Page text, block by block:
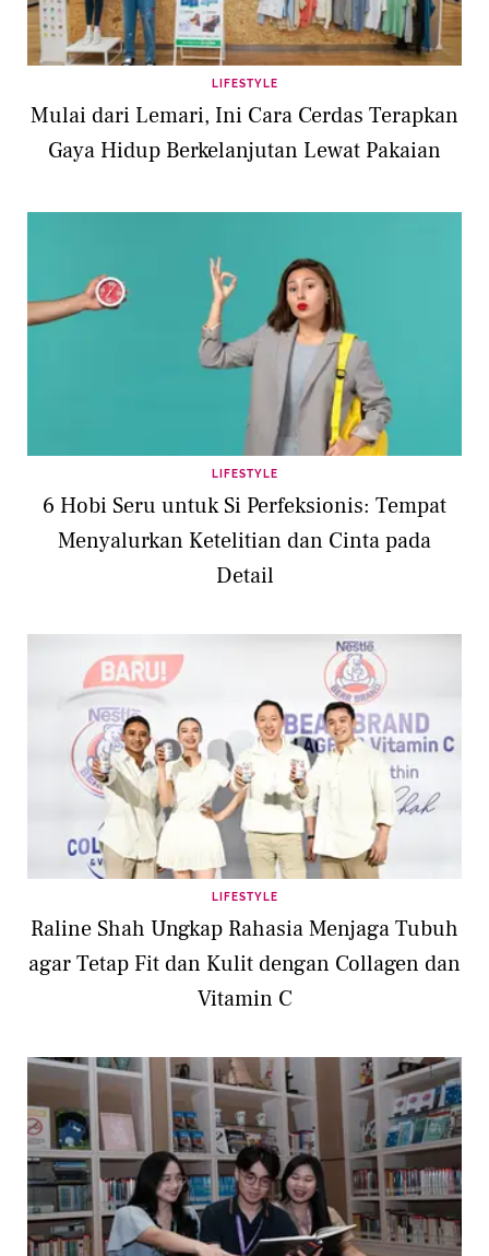
LIFESTYLE
Mulai dari Lemari, Ini Cara Cerdas Terapkan
Gaya Hidup Berkelanjutan Lewat Pakaian
LIFESTYLE
6 Hobi Seru untuk Si Perfeksionis: Tempat
Menyalurkan Ketelitian dan Cinta pada
Detail
LIFESTYLE
Raline Shah Ungkap Rahasia Menjaga Tubuh
agar Tetap Fit dan Kulit dengan Collagen dan
Vitamin C